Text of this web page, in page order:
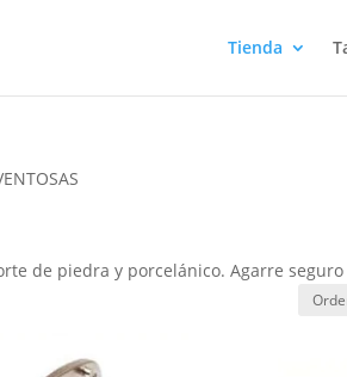
Tienda
de piedra y porcelánico. Agarre